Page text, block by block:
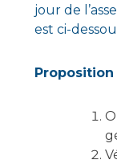
jour de
est ci-